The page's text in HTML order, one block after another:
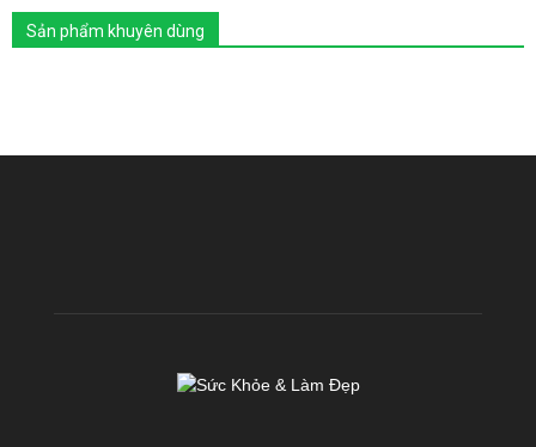
Sản phẩm khuyên dùng